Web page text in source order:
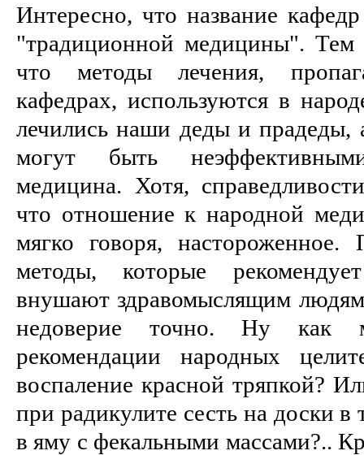
Интересно, что название
"традиционной медицины". Тем
что методы лечения,
кафедрах, используются в
лечились наши деды и прадеды,
могут быть
медицина. Хотя,
что отношение к народной
мягко говоря,
методы, которые
внушают здравомыслящим
недоверие точно. Ну как
рекомендации народных
воспаление красной тряпкой?
при радикулите сесть на доски в
в яму с фекальными массами?..